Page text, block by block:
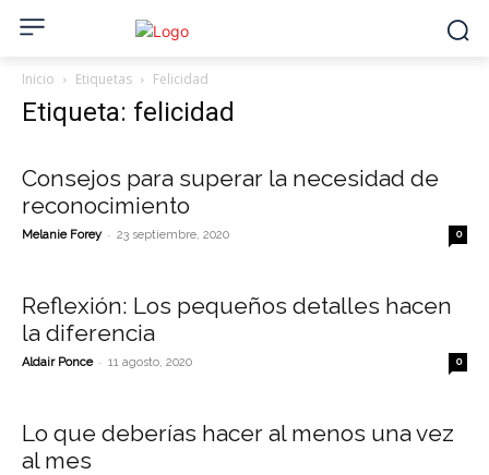
Inicio Etiquetas Felicidad
Etiqueta: felicidad
Consejos para superar la necesidad de
reconocimiento
Melanie Forey - 23 septiembre, 2020 0
Reflexión: Los pequeños detalles hacen
la diferencia
Aldair Ponce - 11 agosto, 2020 0
Lo que deberías hacer al menos una vez
al mes